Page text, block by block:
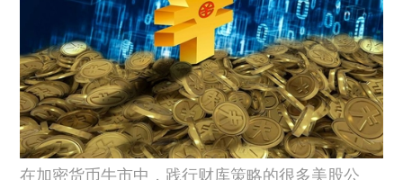
在加密货币牛市中，践行财库策略的很多美股公